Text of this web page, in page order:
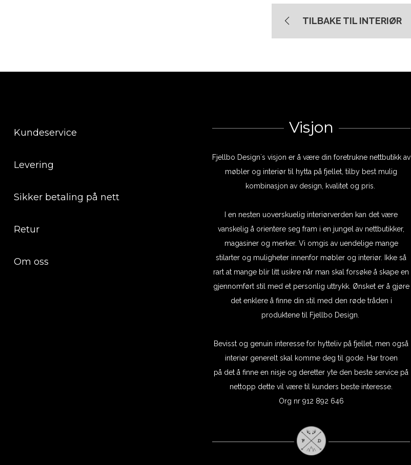
TILBAKE TIL INTERIØR
Kundeservice
Levering
Sikker betaling på nett
Retur
Om oss
Visjon
Fjellbo Design`s visjon er å være din foretrukne nettbutikk av
møbler og interiør til hytta på fjellet, tilby best mulig
kombinasjon av design, kvalitet og pris.
I en nesten uoverskuelig interiørverden kan det være
vanskelig å orientere seg fram i en jungel av nettbutikker,
magasiner og merker. Vi omgis av uendelige mange
stilarter og muligheter innenfor møbler og interiør. Ikke så
rart at mange blir litt usikre når man skal forsøke å skape en
gjennomført stil med et personlig uttrykk. Ønsket er å gjøre
det enklere å finne din stil med den røde tråden i
produktene til Fjellbo Design.
Bevisst og genuin interesse for hytteliv på fjellet, men også
interiør generelt skal komme deg til gode. Har troen
på det å finne en nisje og deretter yte den beste service på
nettopp dette vil være til kunders beste interesse.
Org nr 912 892 646